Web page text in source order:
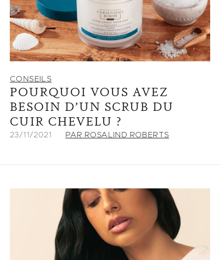
CONSEILS
POURQUOI VOUS AVEZ
BESOIN D’UN SCRUB DU
CUIR CHEVELU ?
23/11/2021 PAR ROSALIND ROBERTS